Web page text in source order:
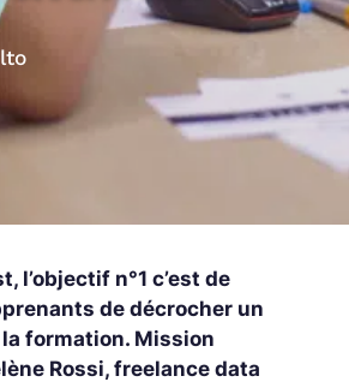
l’objectif n°1 c’est de
de décrocher un
la formation. Mission
Rossi, freelance data